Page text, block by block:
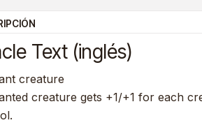
Text (inglés)
creature
creature gets +1/+1 for each